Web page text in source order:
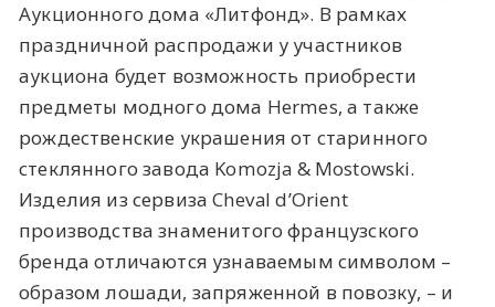
Аукционного дома «Литфонд». В рамках
праздничной распродажи у участников
аукциона будет возможность приобрести
предметы модного дома Hermes, а также
рождественские украшения от старинного
стеклянного завода Komozja & Mostowski.
Изделия из сервиза Cheval d’Orient
производства знаменитого французского
бренда отличаются узнаваемым символом –
образом лошади, запряженной в повозку, – и